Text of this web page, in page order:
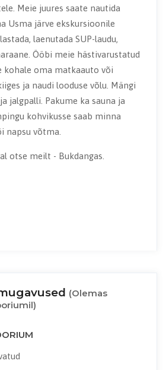
Meie juures saate nautida
Usma järve ekskursioonile
laenutada SUP-laudu,
Ööbi meie hästivarustatud
kohale oma matkaauto või
ja naudi looduse võlu. Mängi
jalgpalli. Pakume ka sauna ja
kohvikusse saab minna
napsu võtma.
otse meilt - Bukdangas.
(Olemas